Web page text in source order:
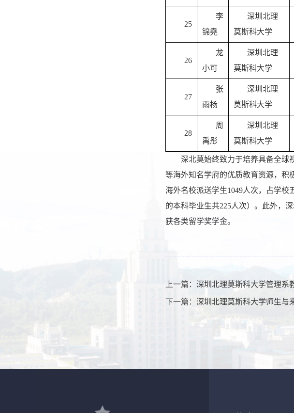
25
李
锦堯
深圳北理
莫斯科大学
26
龙
小可
深圳北理
莫斯科大学
27
张
雨杨
深圳北理
莫斯科大学
28
周
禹彤
深圳北理
莫斯科大学
深北莫始终致力于培养具备全球
等海外知名学府的优质教育资源，积
海外名校派送学生1049人次，占学
的本科毕业生共225人次）。此外，
获各类留学奖学金。
上一篇： 深圳北理莫斯科大学管理系
下一篇： 深圳北理莫斯科大学师生与